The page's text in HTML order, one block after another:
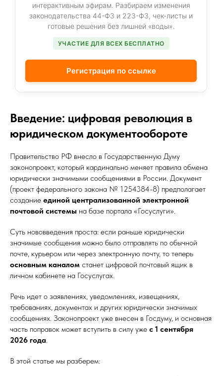
интерактивным эфирам. Разбираем изменения
законодательства 44-ФЗ и 223-ФЗ, чек-листы и
готовые решения без лишней «воды».
УЧАСТИЕ ДЛЯ ВСЕХ БЕСПЛАТНО
Регистрация по ссылке
Введение: цифровая революция в
юридическом документообороте
Правительство РФ внесло в Государственную Думу
законопроект, который кардинально меняет правила обмена
юридически значимыми сообщениями в России. Документ
(проект федерального закона № 1254384-8) предполагает
создание единой централизованной электронной
почтовой системы на базе портала «Госуслуги».
Суть нововведения проста: если раньше юридически
значимые сообщения можно было отправлять по обычной
почте, курьером или через электронную почту, то теперь
основным каналом станет цифровой почтовый ящик в
личном кабинете на Госуслугах.
Речь идет о заявлениях, уведомлениях, извещениях,
требованиях, документах и других юридически значимых
сообщениях. Законопроект уже внесен в Госдуму, и основная
часть поправок может вступить в силу уже с 1 сентября
2026 года.
В этой статье мы разберем: